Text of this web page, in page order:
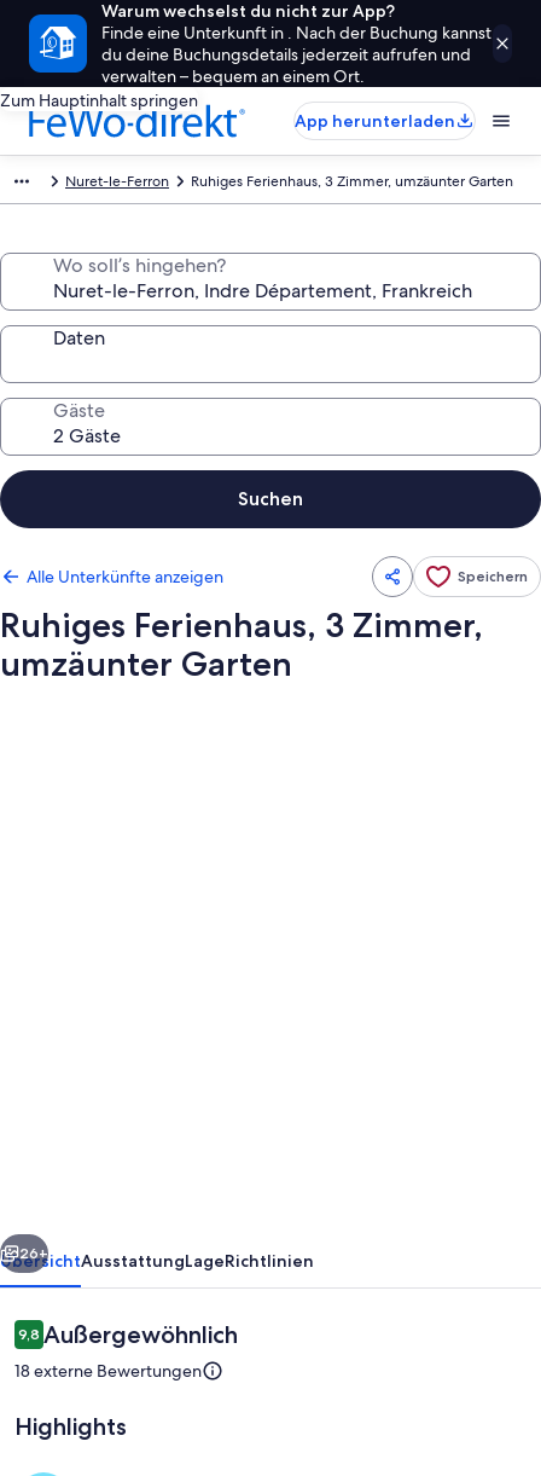
Warum wechselst du nicht zur App?
Finde eine Unterkunft in . Nach der Buchung kannst
du deine Buchungsdetails jederzeit aufrufen und
verwalten – bequem an einem Ort.
Zum Hauptinhalt springen
App herunterladen
Nuret-le-Ferron Ruhiges Ferienhaus, 3 Zimmer, umzäunter Garten
Wo soll’s hingehen?
Daten
Gäste
Suchen
Alle Unterkünfte anzeigen Speichern
Ruhiges Ferienhaus, 3 Zimmer,
umzäunter Garten
Weiter
26+
ÜbersichtAusstattungLageRichtlinien
Bewertungen
9,89,8 von 10.
Außergewöhnlich
18 externe Bewertungen
Highlights